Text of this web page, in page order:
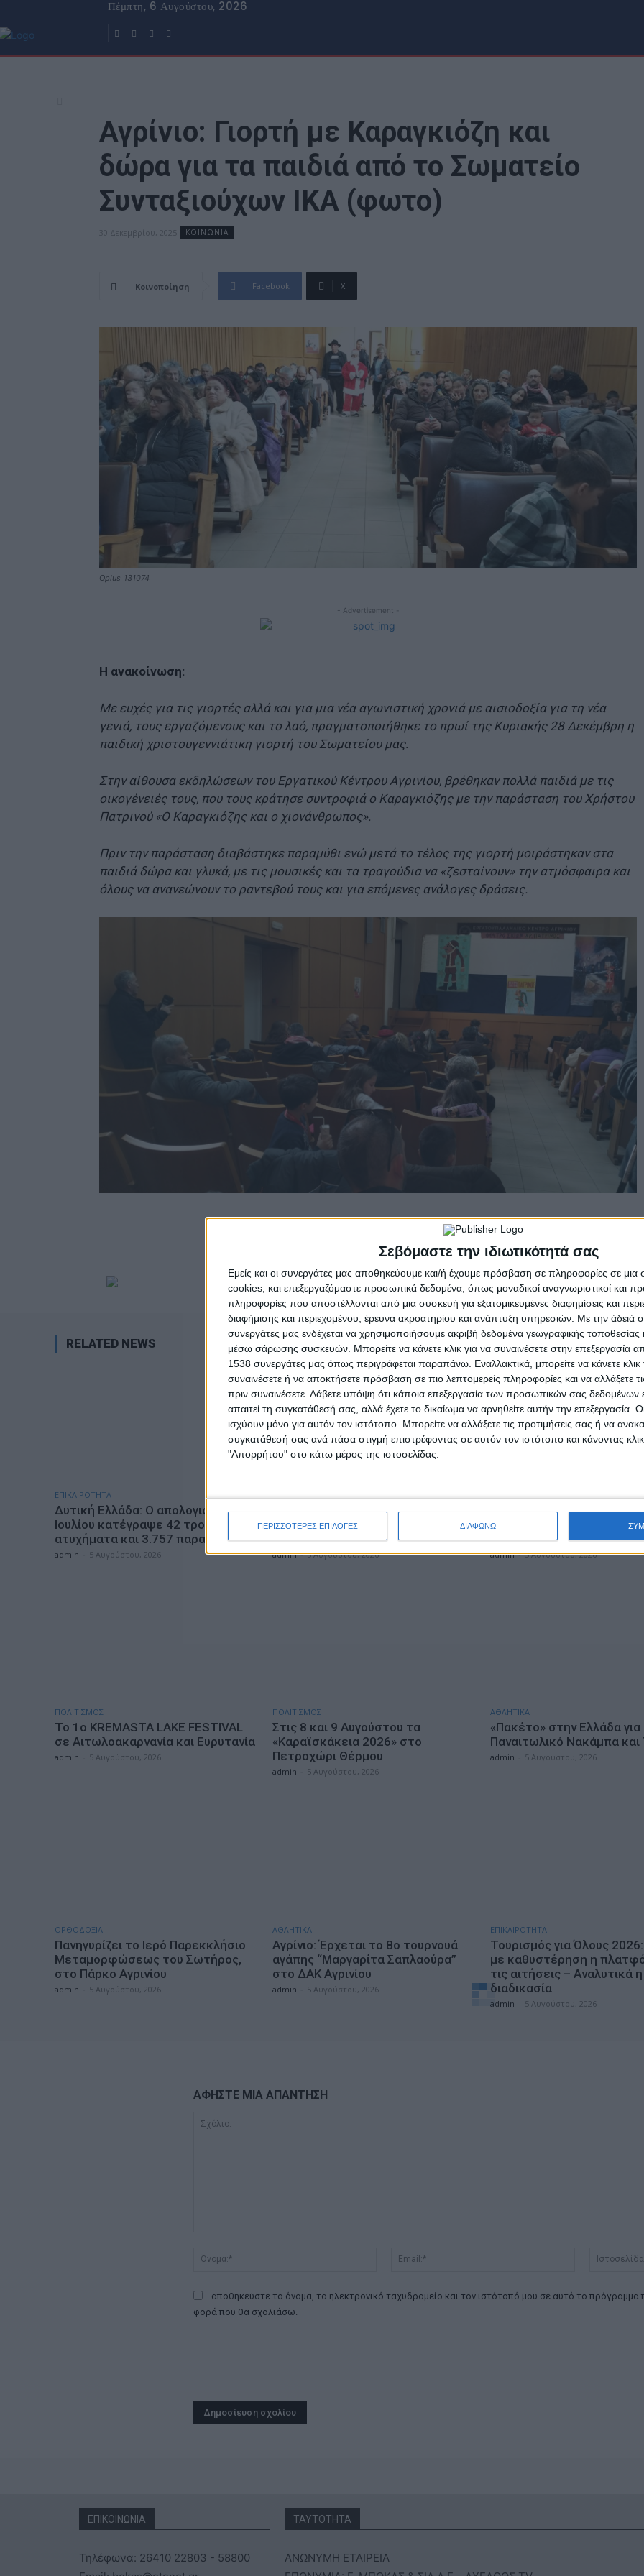
Σεβόμαστε την ιδιωτικότητά σας
Εμείς και οι συνεργάτες μας αποθηκεύουμε και/ή έχουμε πρόσβαση σε πληροφορίες σε
cookies, και επεξεργαζόμαστε προσωπικά δεδομένα, όπως μοναδικοί αναγνωριστικοί και
πληροφορίες που αποστέλλονται από μια συσκευή για εξατομικευμένες διαφημίσεις και
διαφήμισης και περιεχομένου, έρευνα ακροατηρίου και ανάπτυξη υπηρεσιών. Με την άδειά
συνεργάτες μας ενδέχεται να χρησιμοποιήσουμε ακριβή δεδομένα γεωγραφικής τοποθεσίας
μέσω σάρωσης συσκευών. Μπορείτε να κάνετε κλικ για να συναινέσετε στην επεξεργασία
1538 συνεργάτες μας όπως περιγράφεται παραπάνω. Εναλλακτικά, μπορείτε να κάνετε κλικ
συναινέσετε ή να αποκτήσετε πρόσβαση σε πιο λεπτομερείς πληροφορίες και να αλλάξετε
πριν συναινέσετε. Λάβετε υπόψη ότι κάποια επεξεργασία των προσωπικών σας δεδομένων
απαιτεί τη συγκατάθεσή σας, αλλά έχετε το δικαίωμα να αρνηθείτε αυτήν την επεξεργασία.
ισχύουν μόνο για αυτόν τον ιστότοπο. Μπορείτε να αλλάξετε τις προτιμήσεις σας ή να
συγκατάθεσή σας ανά πάσα στιγμή επιστρέφοντας σε αυτόν τον ιστότοπο και κάνοντας
"Απορρήτου" στο κάτω μέρος της ιστοσελίδας.
ΠΕΡΙΣΣΟΤΕΡΕΣ ΕΠΙΛΟΓΕΣ ΔΙΑΦΩΝΩ
Πέμπτη, 6 Αυγούστου, 2026
Αγρίνιο: Γιορτή με Καραγκιόζη και
δώρα για τα παιδιά από το Σωματείο
Συνταξιούχων ΙΚΑ (φωτο)
30 Δεκεμβρίου, 2025 ΚΟΙΝΩΝΙΑ
Κοινοποίηση Facebook X
Oplus_131074
- Advertisement -
Η ανακοίνωση:
Με ευχές για τις γιορτές αλλά και για μια νέα αγωνιστική χρονιά με αισιοδοξία για τη νέα
γενιά, τους εργαζόμενους και το λαό, πραγματοποιήθηκε το πρωί της Κυριακής 28 Δεκέμβρη η
παιδική χριστουγεννιάτικη γιορτή του Σωματείου μας.
Στην αίθουσα εκδηλώσεων του Εργατικού Κέντρου Αγρινίου, βρέθηκαν πολλά παιδιά με τις
οικογένειές τους, που τους κράτησε συντροφιά ο Καραγκιόζης με την παράσταση του Χρήστου
Πατρινού «Ο Καραγκιόζης και ο χιονάνθρωπος».
Πριν την παράσταση διαβάστηκε παραμύθι ενώ μετά το τέλος της γιορτή μοιράστηκαν στα
παιδιά δώρα και γλυκά, με τις μουσικές και τα τραγούδια να «ζεσταίνουν» την ατμόσφαιρα και
όλους να ανανεώνουν το ραντεβού τους και για επόμενες ανάλογες δράσεις.
- Advertisement -
RELATED NEWS
ΕΠΙΚΑΙΡΟΤΗΤΑ
Δυτική Ελλάδα: Ο απολογισμός του
Ιουλίου κατέγραψε 42 τροχαία
ατυχήματα και 3.757 παραβάσεις
admin 5 Αυγούστου, 2026
Mνημόσυνο στη Γαβαλού για τα
θύματα της Γερμανικής Κατοχής
στη Μακρυνεία
admin - 5 Αυγούστου, 2026
Η ΕΛΟΠΥ συμμετείχε στην
Μόνιμη Επιτροπή
Βουλής των Ελλήνων
admin - 5 Αυγούστου, 2026
ΠΟΛΙΤΙΣΜΟΣ
Το 1ο KREMASTA LAKE FESTIVAL
σε Αιτωλοακαρνανία και Ευρυτανία
admin 5 Αυγούστου, 2026
ΠΟΛΙΤΙΣΜΟΣ
Στις 8 και 9 Αυγούστου τα
«Καραϊσκάκεια 2026» στο
Πετροχώρι Θέρμου
admin 5 Αυγούστου, 2026
ΑΘΛΗΤΙΚΑ
«Πακέτο» στην Ελλάδα για
Παναιτωλικό Νακάμπα και
admin 5 Αυγούστου, 2026
ΟΡΘΟΔΟΞΙΑ
Πανηγυρίζει το Ιερό Παρεκκλήσιο
Μεταμορφώσεως του Σωτήρος,
στο Πάρκο Αγρινίου
admin 5 Αυγούστου, 2026
ΑΘΛΗΤΙΚΑ
Αγρίνιο: Έρχεται το 8ο τουρνουά
αγάπης “Μαργαρίτα Σαπλαούρα”
στο ΔΑΚ Αγρινίου
admin 5 Αυγούστου, 2026
ΕΠΙΚΑΙΡΟΤΗΤΑ
Τουρισμός για Όλους
με καθυστέρηση η
τις αιτήσεις – Αναλυτικά η
διαδικασία
admin 5 Αυγούστου, 2026
ΑΦΗΣΤΕ ΜΙΑ ΑΠΑΝΤΗΣΗ
Όνομα:*
Email:*
αποθηκεύστε το όνομα, το ηλεκτρονικό ταχυδρομείο και τον ιστότοπό μου σε αυτό το πρόγραμμα
φορά που θα σχολιάσω.
ΕΠΙΚΟΙΝΩΝΙΑ
Τηλέφωνα: 26410 22803 - 58800
ΤΑΥΤΟΤΗΤΑ
ΑΝΩΝΥΜΗ ΕΤΑΙΡΕΙΑ